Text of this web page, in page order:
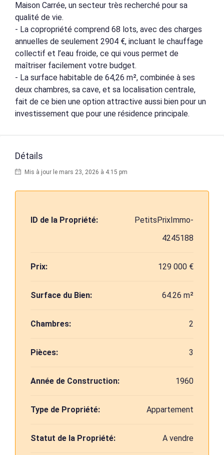
Maison Carrée, un secteur très recherché pour sa
qualité de vie.
- La copropriété comprend 68 lots, avec des charges
annuelles de seulement 2904 €, incluant le chauffage
collectif et l’eau froide, ce qui vous permet de
maîtriser facilement votre budget.
- La surface habitable de 64,26 m², combinée à ses
deux chambres, sa cave, et sa localisation centrale,
fait de ce bien une option attractive aussi bien pour un
investissement que pour une résidence principale.
Détails
Mis à jour le mars 23, 2026 à 4:15 pm
ID de la Propriété:
PetitsPrixImmo-
4245188
Prix: 129 000 €
Surface du Bien: 64.26 m²
Chambres: 2
Pièces: 3
Année de Construction: 1960
Type de Propriété: Appartement
Statut de la Propriété: A vendre